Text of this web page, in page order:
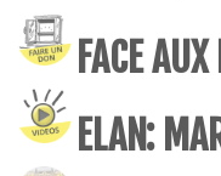
FACE
ELAN: